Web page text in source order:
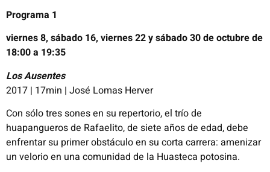
Programa 1
viernes 8, sábado 16, viernes 22 y sábado 30 de octubre de
18:00 a 19:35
Los Ausentes
2017 | 17min | José Lomas Herver
Con sólo tres sones en su repertorio, el trío de
huapangueros de Rafaelito, de siete años de edad, debe
enfrentar su primer obstáculo en su corta carrera: amenizar
un velorio en una comunidad de la Huasteca potosina.